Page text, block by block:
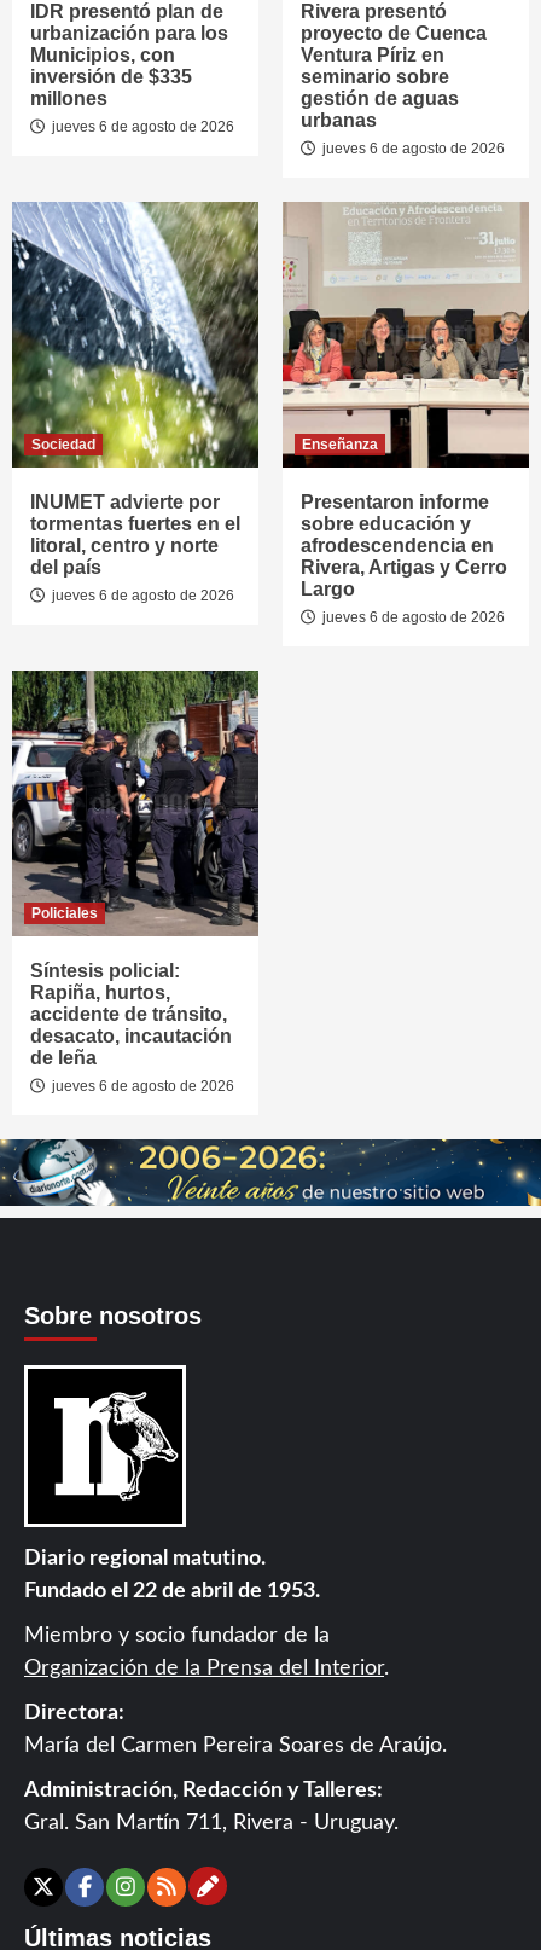
IDR presentó plan de
urbanización para los
Municipios, con
inversión de $335
millones
jueves 6 de agosto de 2026
Rivera presentó
proyecto de Cuenca
Ventura Píriz en
seminario sobre
gestión de aguas
urbanas
jueves 6 de agosto de 2026
Sociedad
INUMET advierte por
tormentas fuertes en el
litoral, centro y norte
del país
jueves 6 de agosto de 2026
Enseñanza
Presentaron informe
sobre educación y
afrodescendencia en
Rivera, Artigas y Cerro
Largo
jueves 6 de agosto de 2026
Policiales
Síntesis policial:
Rapiña, hurtos,
accidente de tránsito,
desacato, incautación
de leña
jueves 6 de agosto de 2026
Sobre nosotros
Diario regional matutino.
Fundado el 22 de abril de 1953.
Miembro y socio fundador de la
Organización de la Prensa del Interior.
Directora:
María del Carmen Pereira Soares de Araújo.
Administración, Redacción y Talleres:
Gral. San Martín 711, Rivera - Uruguay.
X Facebook
Instagram
RSSContáctanos
Últimas noticias